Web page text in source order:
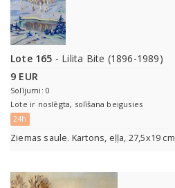
Lote 165 - Lilita Bite (1896-1989)
9 EUR
Solījumi: 0
Lote ir noslēgta, solīšana beigusies
24h
Ziemas saule. Kartons, eļļa, 27,5x19 cm